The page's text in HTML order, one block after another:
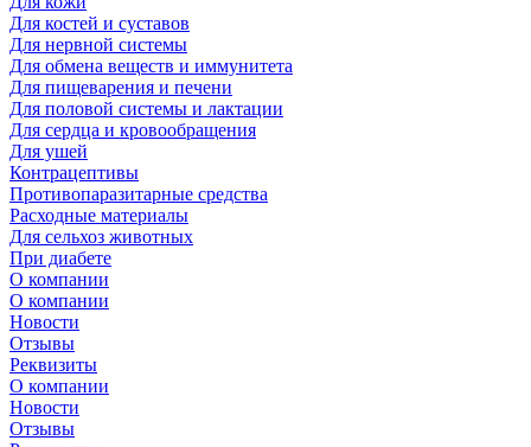
Для костей и суставов
Для нервной системы
Для обмена веществ и иммунитета
Для пищеварения и печени
Для половой системы и лактации
Для сердца и кровообращения
Для ушей
Контрацептивы
Противопаразитарные средства
Расходные материалы
Для сельхоз животных
При диабете
О компании
О компании
Новости
Отзывы
Реквизиты
О компании
Новости
Отзывы